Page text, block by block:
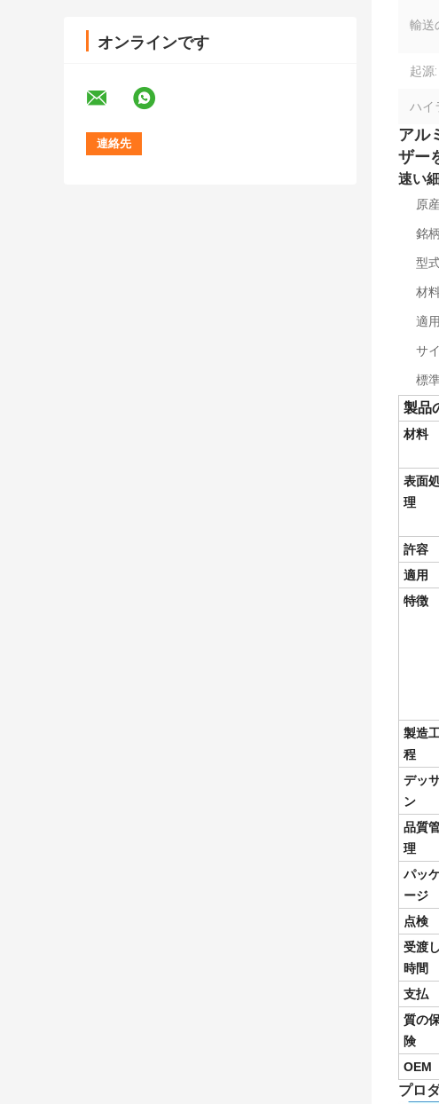
オンラインです
輸送
起源:
ハイ
アル
ザー
速い
原
銘
型
材
適
サ
標
製品
材料
表面
理
許容
適用
特徴
製造
程
デッ
ン
品質
理
パッ
ージ
点検
受渡し
時間
支払
質の
険
OEM
プロ